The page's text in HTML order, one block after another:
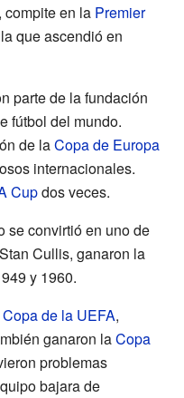
en la Premier
que ascendió en
parte de la fundación
fútbol del mundo.
de laCopa de Europa
internacionales.
Cupdos veces.
se convirtió en uno de
Cullis, ganaron la
y 1960.
Copa de la UEFA,
ganaron laCopa
problemas
bajara de